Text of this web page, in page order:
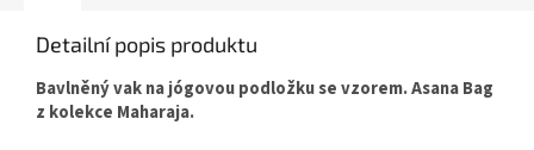
cesty, dovolenou i pravidelnou
Detailní popis produktu
Bavlněný vak na jógovou podložku se vzorem. Asana Bag
z kolekce Maharaja.